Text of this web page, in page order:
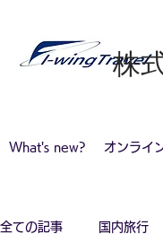
株
What's new? オンライ
全ての記事 国内旅行